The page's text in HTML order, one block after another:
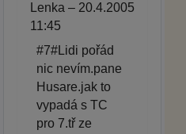
Lenka – 20.4.2005
11:45
#7#Lidi pořád
nic nevím.pane
Husare.jak to
vypadá s TC
pro 7.tř ze